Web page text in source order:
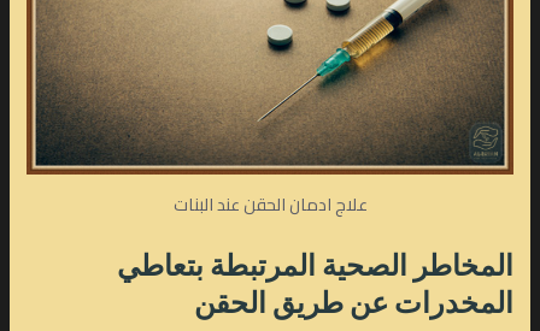
علاج ادمان الحقن عند البنات
المخاطر الصحية المرتبطة بتعاطي
المخدرات عن طريق الحقن